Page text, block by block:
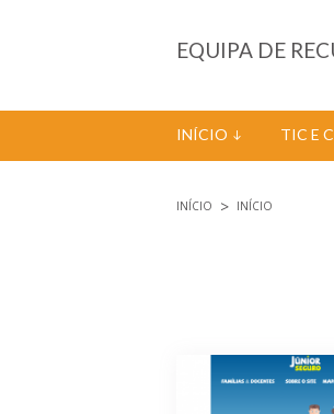
EQUIPA DE
INÍCIO TIC E
INÍCIO INÍCIO
Páginas